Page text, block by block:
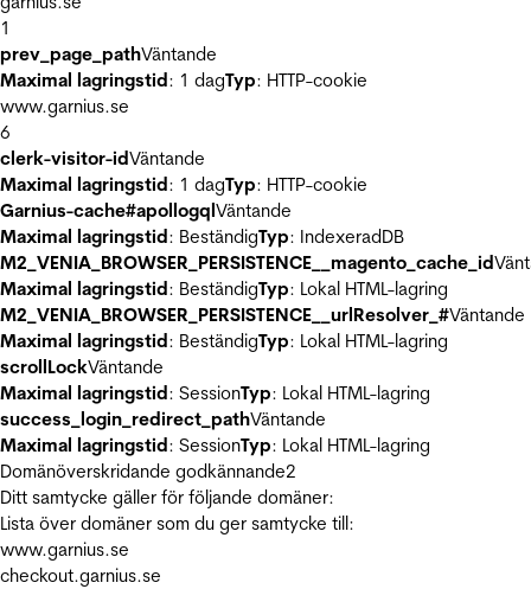
1
prev_page_pathVäntande
Maximal lagringstid: 1 dagTyp: HTTP-cookie
www.garnius.se
6
clerk-visitor-idVäntande
Maximal lagringstid: 1 dagTyp: HTTP-cookie
Garnius-cache#apollogqlVäntande
Maximal lagringstid: BeständigTyp: IndexeradDB
M2_VENIA_BROWSER_PERSISTENCE__magento_cache_id
Maximal lagringstid: BeständigTyp: Lokal HTML-lagring
M2_VENIA_BROWSER_PERSISTENCE__urlResolver_#Väntande
Maximal lagringstid: BeständigTyp: Lokal HTML-lagring
scrollLockVäntande
Maximal lagringstid: SessionTyp: Lokal HTML-lagring
success_login_redirect_pathVäntande
Maximal lagringstid: SessionTyp: Lokal HTML-lagring
Domänöverskridande godkännande2
Ditt samtycke gäller för följande domäner:
Lista över domäner som du ger samtycke till:
www.garnius.se
checkout.garnius.se